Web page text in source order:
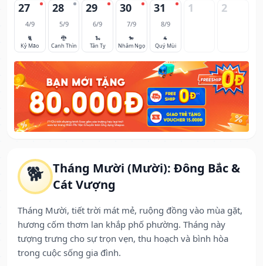
🐕 Tháng Mười (Mười): Đông Bắc &
Cát Vượng
Tháng Mười, tiết trời mát mẻ, ruộng đồng vào mùa gặt,
hương cốm thơm lan khắp phố phường. Tháng này
tượng trưng cho sự trọn vẹn, thu hoạch và bình hòa
trong cuộc sống gia đình.
27
4/9
🐈
Kỷ Mão
28
5/9
🐉
Canh Thìn
29
6/9
🐍
Tân Tỵ
30
7/9
🐎
Nhâm Ngọ
31
8/9
🐐
Quý Mùi
1 2